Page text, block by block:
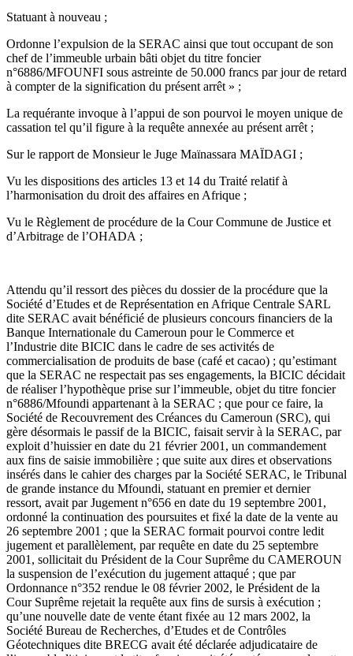
Statuant à nouveau ;
Ordonne l’expulsion de la SERAC ainsi que tout occupant de son
chef de l’immeuble urbain bâti objet du titre foncier
n°6886/MFOUNFI sous astreinte de 50.000 francs par jour de retard
à compter de la signification du présent arrêt » ;
La requérante invoque à l’appui de son pourvoi le moyen unique de
cassation tel qu’il figure à la requête annexée au présent arrêt ;
Sur le rapport de Monsieur le Juge Maïnassara MAÏDAGI ;
Vu les dispositions des articles 13 et 14 du Traité relatif à
l’harmonisation du droit des affaires en Afrique ;
Vu le Règlement de procédure de la Cour Commune de Justice et
d’Arbitrage de l’OHADA ;
Attendu qu’il ressort des pièces du dossier de la procédure que la
Société d’Etudes et de Représentation en Afrique Centrale SARL
dite SERAC avait bénéficié de plusieurs concours financiers de la
Banque Internationale du Cameroun pour le Commerce et
l’Industrie dite BICIC dans le cadre de ses activités de
commercialisation de produits de base (café et cacao) ; qu’estimant
que la SERAC ne respectait pas ses engagements, la BICIC décidait
de réaliser l’hypothèque prise sur l’immeuble, objet du titre foncier
n°6886/Mfoundi appartenant à la SERAC ; que pour ce faire, la
Société de Recouvrement des Créances du Cameroun (SRC), qui
gère désormais le passif de la BICIC, faisait servir à la SERAC, par
exploit d’huissier en date du 21 février 2001, un commandement
aux fins de saisie immobilière ; que suite aux dires et observations
insérés dans le cahier des charges par la Société SERAC, le Tribunal
de grande instance du Mfoundi, statuant en premier et dernier
ressort, avait par Jugement n°656 en date du 19 septembre 2001,
ordonné la continuation des poursuites et fixé la date de la vente au
26 septembre 2001 ; que la SERAC formait pourvoi contre ledit
jugement et parallèlement, par requête en date du 25 septembre
2001, sollicitait du Président de la Cour Suprême du CAMEROUN
la suspension de l’exécution du jugement attaqué ; que par
Ordonnance n°352 rendue le 08 février 2002, le Président de la
Cour Suprême rejetait la requête aux fins de sursis à exécution ;
qu’une nouvelle date de vente étant fixée au 12 mars 2002, la
Société Bureau de Recherches, d’Etudes et de Contrôles
Géotechniques dite BRECG avait été déclarée adjudicataire de